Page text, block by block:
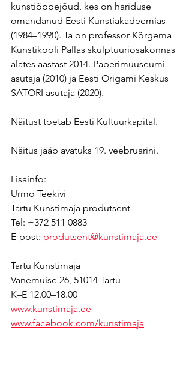
kunstiõppejõud, kes on hariduse
omandanud Eesti Kunstiakadeemias
(1984–1990). Ta on professor Kõrgema
Kunstikooli Pallas skulptuuriosakonnas
alates aastast 2014. Paberimuuseumi
asutaja (2010) ja Eesti Origami Keskus
SATORI asutaja (2020).
Näitust toetab Eesti Kultuurkapital.
Näitus jääb avatuks 19. veebruarini.
Lisainfo:
Urmo Teekivi
Tartu Kunstimaja produtsent
Tel: +372 511 0883
E-post: produtsent@kunstimaja.ee
Tartu Kunstimaja
Vanemuise 26, 51014 Tartu
K–E 12.00–18.00
www.kunstimaja.ee
www.facebook.com/kunstimaja